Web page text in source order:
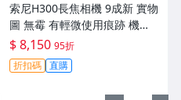
索尼H300長焦相機 9成新 實物
圖 無霉 有輕微使用痕跡 機身
鏡頭原裝 無拆修無翻新-3430
$ 8,150 95折
折扣碼 直購